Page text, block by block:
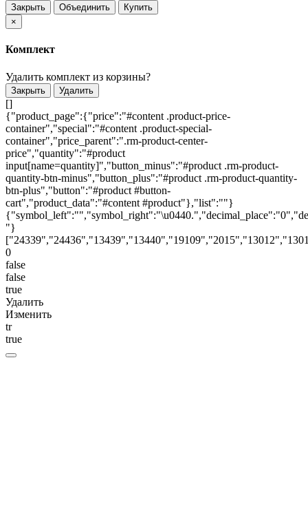
Закрыть Объединить
Купить
×
Комплект
Удалить комплект из корзины?
Закрыть Удалить
[]
{"product_page":{"price":"#content .product-price-
container","special":"#content .product-special-
container","price_parent":".rm-product-center-
price","quantity":"#product
input[name=quantity]","button_minus":"#product .rm-product-
quantity-btn-minus","button_plus":"#product .rm-product-quantity-
btn-plus","button":"#product #button-
cart","product_data":"#content #product"},"list":""}
"}
0
false
false
true
Удалить
Изменить
tr
true